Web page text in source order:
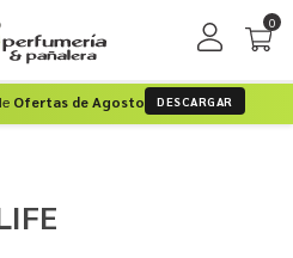
0
Ofertas de Agosto DESCARGAR